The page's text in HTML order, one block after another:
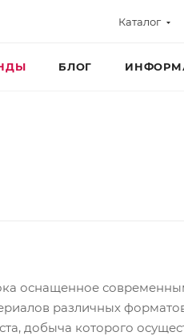
Каталог
БЛОГ
оснащенное
различных
добыча которого